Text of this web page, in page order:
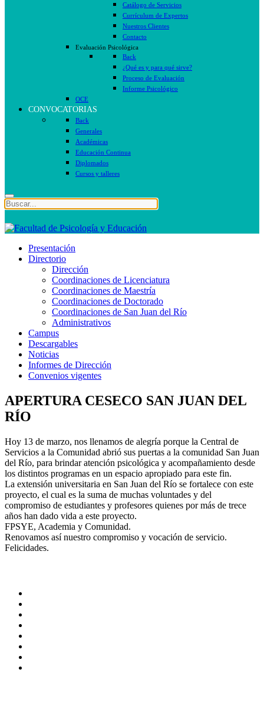
Catálogo de Servicios
Currículum de Expertos
Nuestros Clientes
Contacto
Evaluación Psicológica
Back
¿Qué es y para qué sirve?
Proceso de Evaluación
Informe Psicológico
OCE
CONVOCATORIAS
Back
Generales
Académicas
Educación Continua
Diplomados
Cursos y talleres
Presentación
Directorio
Dirección
Coordinaciones de Licenciatura
Coordinaciones de Maestría
Coordinaciones de Doctorado
Coordinaciones de San Juan del Río
Administrativos
Campus
Descargables
Noticias
Informes de Dirección
Convenios vigentes
APERTURA CESECO SAN JUAN DEL
RÍO
Hoy 13 de marzo, nos llenamos de alegría porque la Central de
Servicios a la Comunidad abrió sus puertas a la comunidad San Juan
del Río, para brindar atención psicológica y acompañamiento desde
los distintos programas en un espacio apropiado para este fin.
La extensión universitaria en San Juan del Río se fortalece con este
proyecto, el cual es la suma de muchas voluntades y del
compromiso de estudiantes y profesores quienes por más de trece
años han dado vida a este proyecto.
FPSYE, Academia y Comunidad.
Renovamos así nuestro compromiso y vocación de servicio.
Felicidades.